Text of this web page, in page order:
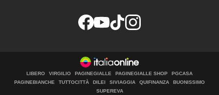
LIBERO VIRGILIO PAGINEGIALLE PAGINEGIALLE SHOP
PGCASA
PAGINEBIANCHE
TUTTOCITTÀ DILEI SIVIAGGIA QUIFINANZA
BUONISSIMO
SUPEREVA